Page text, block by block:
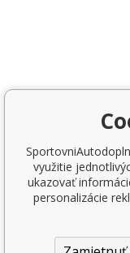
využitie
ukazovať
personalizácie